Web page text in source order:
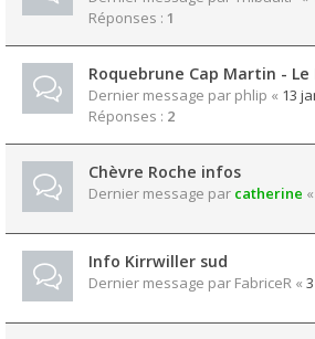
Réponses : 1
Roquebrune Cap Martin -
Dernier message par phlip « 13
Réponses : 2
Chèvre Roche infos
Dernier message par catherine «
Info Kirrwiller sud
Dernier message par FabriceR «